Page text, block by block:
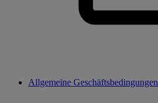
Allgemeine Geschäftsbedingungen